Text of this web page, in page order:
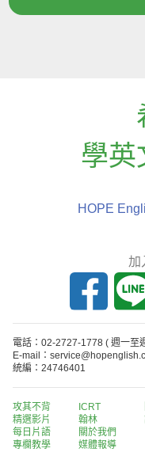
學英
HOPE
加
電話：02-2727-1778 ( 週一至
E-mail：
統編：24746401
攻其不背
精選影片
每日片語
專欄教學
ICRT
翰林
關於我們
媒體報導